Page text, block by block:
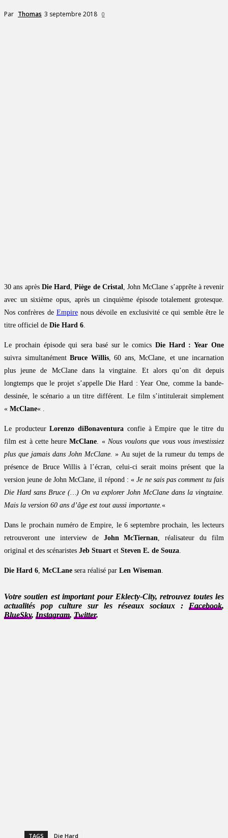
Par Thomas 3 septembre 2018 0
30 ans après Die Hard,Piège de Cristal, John McClane s’apprête à revenir
avec un sixième opus, après un cinquième épisode totalement grotesque.
Nos confrères de Empirenous dévoile en exclusivité ce qui semble être le
titre officiel de Die Hard 6.
Le prochain épisode qui sera basé sur le comics Die Hard : Year One
suivra simultanémentBruce Willis, 60 ans, McClane, et une incarnation
plus jeune de McClane dans la vingtaine. Et alors qu’on dit depuis
longtemps que le projet s’appelle Die Hard : Year One, comme la bande-
dessinée, le scénario a un titre différent. Le film s’intitulerait simplement
« McClane« .
Le producteurLorenzo diBonaventura confie à Empire que le titre du
film est à cette heureMcClane. « Nous voulons que vous vous investissiez
plus que jamais dans John McClane. » Au sujet de la rumeur du temps de
présence de Bruce Willis à l’écran, celui-ci serait moins présent que la
version jeune de John McClane, il répond : «Je ne sais pas comment tu fais
Die Hard sans Bruce (…) On va explorer John McClane dans la vingtaine.
Mais la version 60 ans d’âge est tout aussi importante.«
Dans le prochain numéro de Empire, le 6 septembre prochain, les lecteurs
retrouveront une interview de John McTiernan, réalisateur du film
original et des scénaristes Jeb Stuart et Steven E. de Souza.
Die Hard 6, McCLane sera réalisé par Len Wiseman.
Votre soutien est important pour Eklecty-City, retrouvez toutes les
actualités pop culture sur les réseaux sociaux : Facebook,
BlueSky, Instagram, Twitter.
TAGS Die Hard